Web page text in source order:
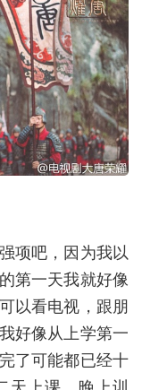
项吧，因为我以
第一天我就好像
以看电视，跟朋
好像从上学第一
了可能都已经十